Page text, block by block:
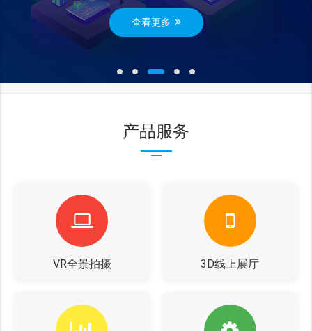
查看更多
产品服务
VR全景拍摄 3D线上展厅